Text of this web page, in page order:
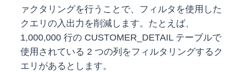
ァクタリングを行うことで、フィルタを使用した
クエリの入出力を削減します。たとえば、
1,000,000 行の CUSTOMER_DETAIL テーブルで
使用されている 2 つの列をフィルタリングするク
エリがあるとします。